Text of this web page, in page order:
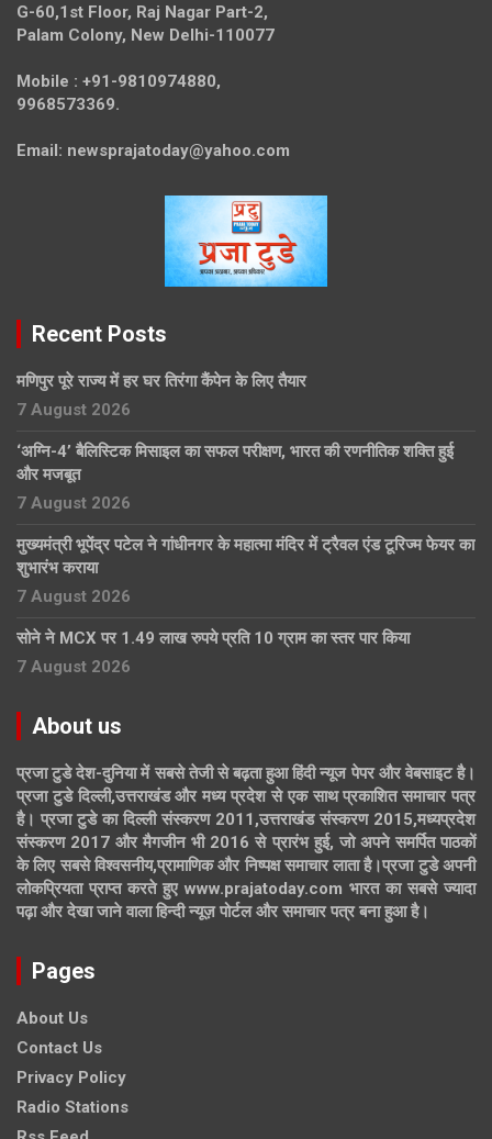
G-60,1st Floor, Raj Nagar Part-2,
Palam Colony, New Delhi-110077
Mobile : +91-9810974880,
9968573369.
Email: newsprajatoday@yahoo.com
Recent Posts
मणिपुर पूरे राज्य में हर घर तिरंगा कैंपेन के लिए तैयार
7 August 2026
‘अग्नि-4’ बैलिस्टिक मिसाइल का सफल परीक्षण, भारत की रणनीतिक शक्ति हुई
और मजबूत
7 August 2026
मुख्यमंत्री भूपेंद्र पटेल ने गांधीनगर के महात्मा मंदिर में ट्रैवल एंड टूरिज्म फेयर का
शुभारंभ कराया
7 August 2026
सोने ने MCX पर 1.49 लाख रुपये प्रति 10 ग्राम का स्तर पार किया
7 August 2026
About us
प्रजा टुडे देश-दुनिया में सबसे तेजी से बढ़ता हुआ हिंदी न्यूज पेपर और वेबसाइट है।
प्रजा टुडे दिल्ली,उत्तराखंड और मध्य प्रदेश से एक साथ प्रकाशित समाचार पत्र
है। प्रजा टुडे का दिल्ली संस्करण 2011,उत्तराखंड संस्करण 2015,मध्यप्रदेश
संस्करण 2017 और मैगजीन भी 2016 से प्रारंभ हुई, जो अपने समर्पित पाठकों
के लिए सबसे विश्वसनीय,प्रामाणिक और निष्पक्ष समाचार लाता है।प्रजा टुडे अपनी
लोकप्रियता प्राप्त करते हुए www.prajatoday.com भारत का सबसे ज्यादा
पढ़ा और देखा जाने वाला हिन्दी न्यूज़ पोर्टल और समाचार पत्र बना हुआ है।
Pages
About Us
Contact Us
Privacy Policy
Radio Stations